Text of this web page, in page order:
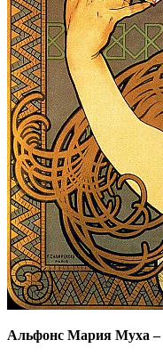
Альфонс Мария Муха –